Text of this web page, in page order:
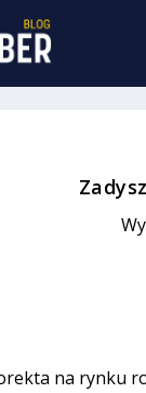
na rynku